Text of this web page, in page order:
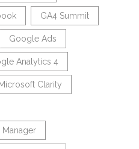
GA4 Summit
Google Ads
Analytics 4
Microsoft Clarity
Manager